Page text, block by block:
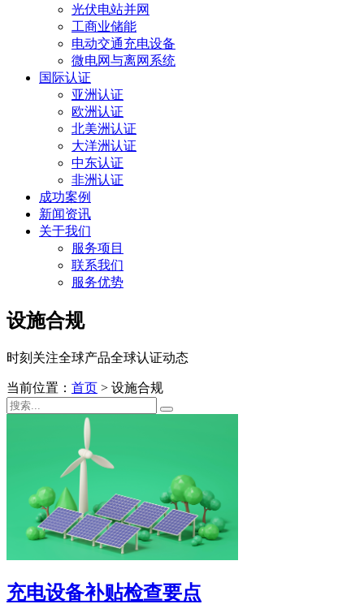
光伏电站并网
工商业储能
电动交通充电设备
微电网与离网系统
国际认证
亚洲认证
欧洲认证
北美洲认证
大洋洲认证
中东认证
非洲认证
成功案例
新闻资讯
关于我们
服务项目
联系我们
服务优势
设施合规
时刻关注全球产品全球认证动态
当前位置： 首页 > 设施合规
充电设备补贴检查要点